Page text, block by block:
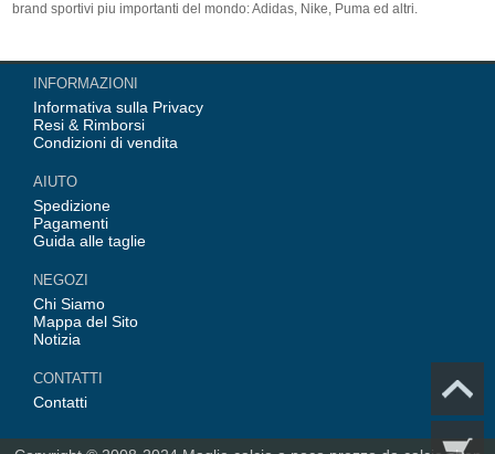
brand sportivi piu importanti del mondo: Adidas, Nike, Puma ed altri.
Nel nostro negozio trovi le calcio maglie italia Top Coppa Mondo 2026 Team(
Italia, Germania, Spagna, Argentina, Francia, Portogallo etc) piu importanti
delle squadre italiane (Juventus, AC Milan, Inter Milan, etc). Top europee
Team(Barcellona, Real Madrid, Bayern Monaco, Manchester United, Leicester
INFORMAZIONI
Informativa sulla Privacy
Resi & Rimborsi
Condizioni di vendita
AIUTO
Spedizione
Pagamenti
Guida alle taglie
NEGOZI
Chi Siamo
Mappa del Sito
Notizia
CONTATTI
Contatti